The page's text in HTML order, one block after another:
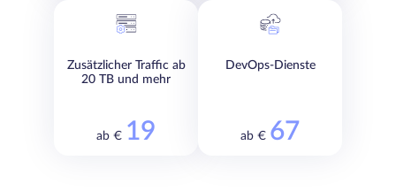
Zusätzlicher Traffic ab
20 TB und mehr
ab € 19
DevOps-Dienste
ab € 67